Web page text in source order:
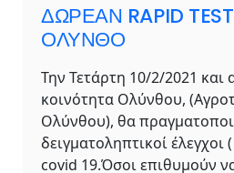
ΔΩΡΕΑΝ RAPID
ΟΛΥΝΘΟ
Την Τετάρτη 10/2/2021
κοινότητα Ολύνθου,
Ολύνθου), θα
δειγματοληπτικοί
covid 19.Όσοι επιθυμούν